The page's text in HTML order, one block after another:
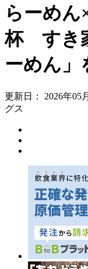
らーめ
杯 すき
ーめん」
更新日： 2026年05
グス